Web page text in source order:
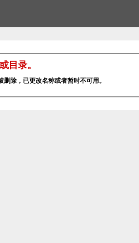
目录。
除，已更改名称或者暂时不可用。